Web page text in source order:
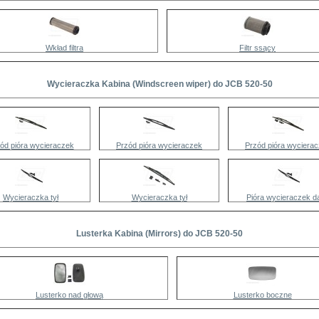
Wkład filtra Filtr ssący
Wycieraczka Kabina (Windscreen wiper) do JCB 520-50
pióra wycieraczek Przód pióra wycieraczek Przód pióra
Wycieraczka tył Wycieraczka tył Pióra wycieraczek
Lusterka Kabina (Mirrors) do JCB 520-50
Lusterko nad głową Lusterko boczne